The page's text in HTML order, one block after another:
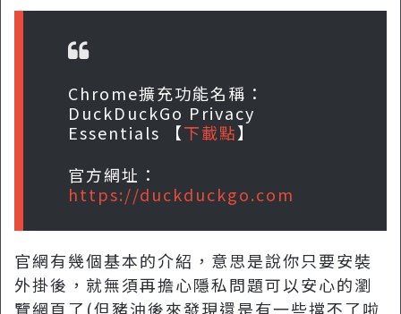
Chrome擴充功能名稱：
DuckDuckGo Privacy
Essentials 【下載點】
官方網址：
https://duckduckgo.com
官網有幾個基本的介紹，意思是說你只要安裝
外掛後，就無須再擔心隱私問題可以安心的瀏
覽網頁了(但豬油後來發現還是有一些擋不了啦